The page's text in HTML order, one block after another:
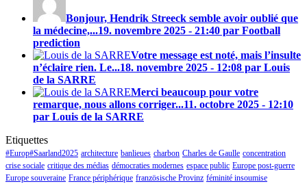
Bonjour, Hendrik Streeck semble avoir oublié que
la médecine,...19. novembre 2025 - 21:40 par Football
prediction
Votre message est noté, mais l’insulte
n’éclaire rien. Le...18. novembre 2025 - 12:08 par Louis
de la SARRE
Merci beaucoup pour votre
remarque, nous allons corriger...11. octobre 2025 - 12:10
par Louis de la SARRE
Etiquettes
#Europ#Saarland2025 architecture banlieues charbon Charles de Gaulle concentration
crise sociale critique des médias démocraties modernes espace public Europe post-guerre
Europe souveraine France périphérique französische Provinz féminité insoumise